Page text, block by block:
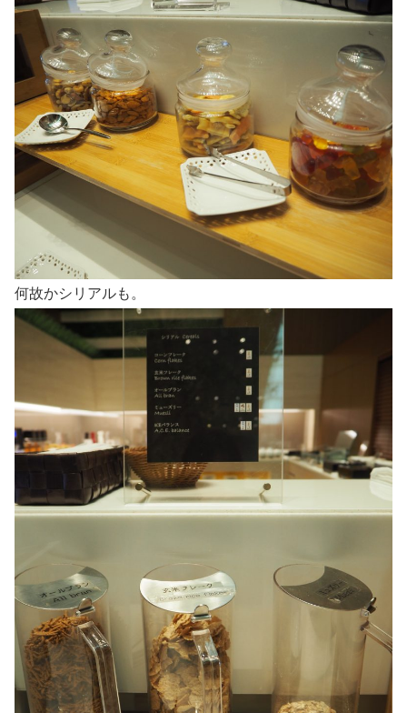
何故かシリアルも。